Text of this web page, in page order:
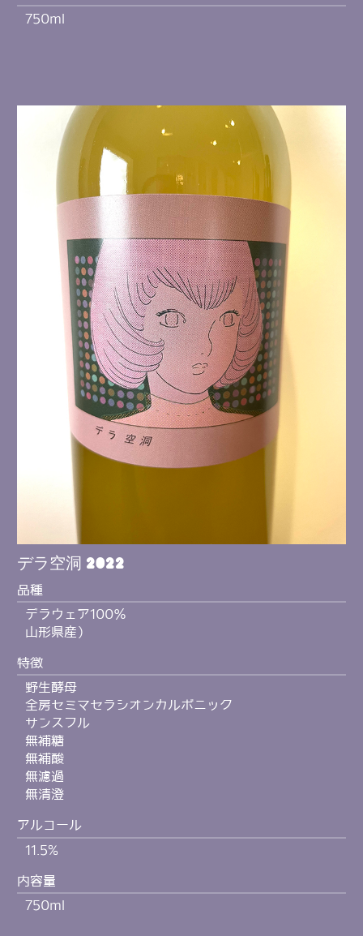
750ml
デラ空洞 2022
品種
デラウェア100％
山形県産）
特徴
野生酵母
全房セミマセラシオンカルボニック
サンスフル
無補糖
無補酸
無濾過
無清澄
アルコール
11.5%
内容量
750ml